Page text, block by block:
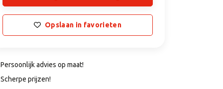
Opslaan in favorieten
Persoonlijk advies op maat!
Scherpe prijzen!